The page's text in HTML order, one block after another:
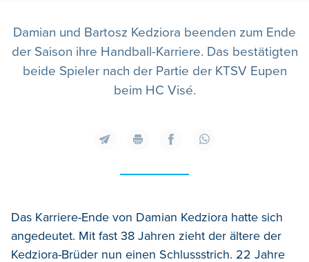
Damian und Bartosz Kedziora beenden zum Ende
der Saison ihre Handball-Karriere. Das bestätigten
beide Spieler nach der Partie der KTSV Eupen
beim HC Visé.
Das Karriere-Ende von Damian Kedziora hatte sich
angedeutet. Mit fast 38 Jahren zieht der ältere der
Kedziora-Brüder nun einen Schlussstrich. 22 Jahre